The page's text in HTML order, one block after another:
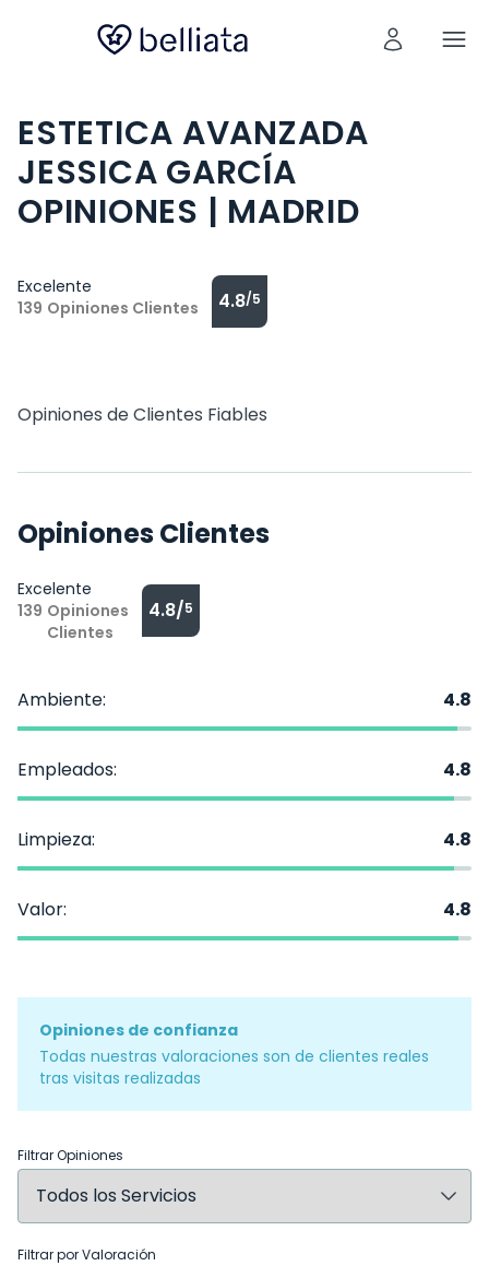
ESTETICA AVANZADA
JESSICA GARCÍA
OPINIONES | MADRID
Excelente
139 Opiniones Clientes 4.8/5
Opiniones de Clientes Fiables
Opiniones Clientes
Excelente
139 Opiniones
Clientes
4.8/5
Ambiente: 4.8
Empleados: 4.8
Limpieza: 4.8
Valor: 4.8
Opiniones de confianza
Todas nuestras valoraciones son de clientes reales
tras visitas realizadas
Filtrar Opiniones
Filtrar por Valoración